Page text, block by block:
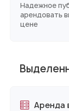
Надежное
арендовать
цене
Аренда